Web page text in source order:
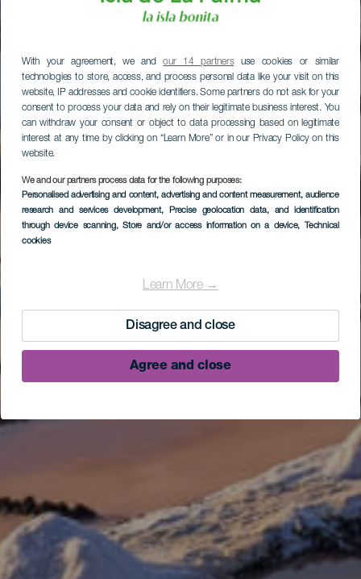
With your agreement, we andour 14 partnersuse cookies or similar
technologies to store, access, and process personal data like your visit on this
website, IP addresses and cookie identifiers. Some partners do not ask for your
consent to process your data and rely on their legitimate business interest. You
can withdraw your consent or object to data processing based on legitimate
interest at any time by clicking on “Learn More” or in our Privacy Policy on this
website.
We and our partners process data for the following purposes:
Personalised advertising and content, advertising and content measurement, audience
research and services development, Precise geolocation data, and identification
through device scanning, Store and/or access information on a device, Technical
cookies
Learn More →
Disagree and close
Agree and close